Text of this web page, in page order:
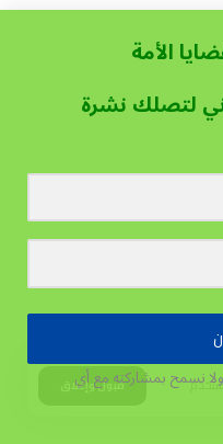
قبول وإغلاق
الأمة
لتصلك نشرة
نسمح بمشاركته مع أي